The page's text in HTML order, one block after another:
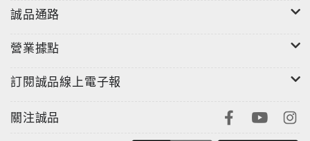
誠品通路
營業據點
訂閱誠品線上電子報
關注誠品